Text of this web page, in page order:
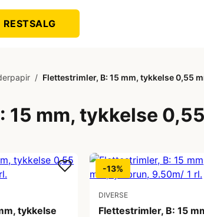
RESTSALG
/ Flettestrimler, B: 15 mm, tykkelse 0,55
15 mm, tykkelse
tykkelse
-13%
DIVERSE
Flettestrimler, B: 15